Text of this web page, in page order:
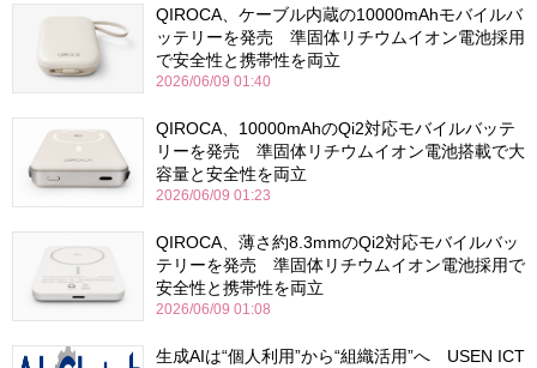
QIROCA、ケーブル内蔵の10000mAhモバイルバ
ッテリーを発売 準固体リチウムイオン電池採用
で安全性と携帯性を両立
2026/06/09 01:40
QIROCA、10000mAhのQi2対応モバイルバッテ
リーを発売 準固体リチウムイオン電池搭載で大
容量と安全性を両立
2026/06/09 01:23
QIROCA、薄さ約8.3mmのQi2対応モバイルバッ
テリーを発売 準固体リチウムイオン電池採用で
安全性と携帯性を両立
2026/06/09 01:08
生成AIは“個人利用”から“組織活用”へ USEN ICT